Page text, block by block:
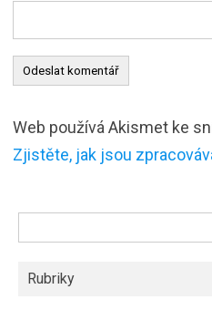
Web používá Akismet ke
Zjistěte, jak jsou
Rubriky